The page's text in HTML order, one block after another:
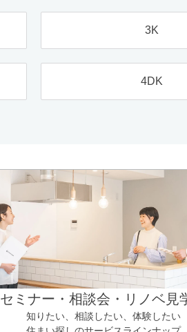
3K
4DK
セミナー・相談会・リノベ見
知りたい、相談したい、体験したい